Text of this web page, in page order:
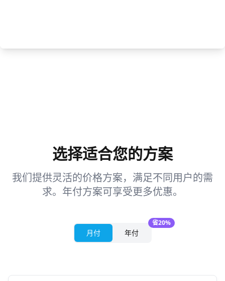
选择适合您的方案
我们提供灵活的价格方案，满足不同用户的需
求。年付方案可享受更多优惠。
月付 年付
省20%